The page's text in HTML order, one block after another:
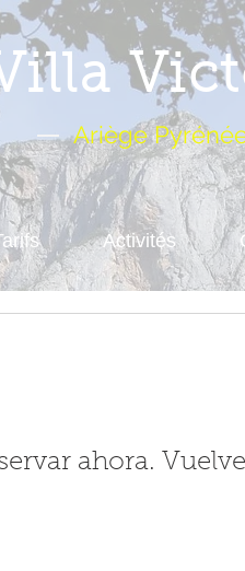
Ariège
Activités
ahora.